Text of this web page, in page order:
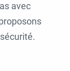
avec